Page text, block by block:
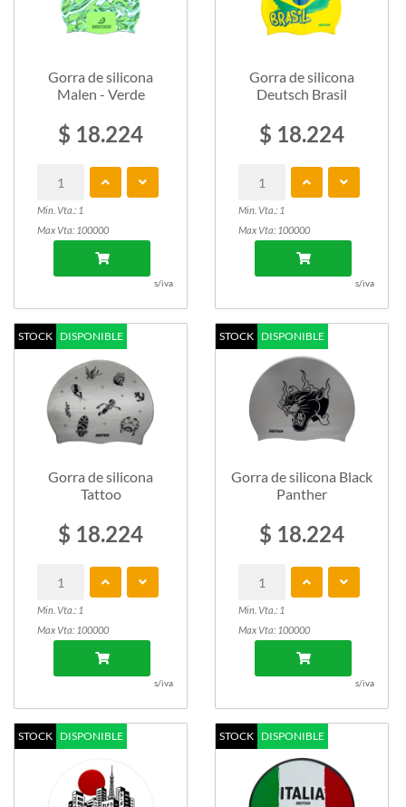
Gorra de silicona
Malen - Verde
$ 18.224
Min. Vta.: 1
Max Vta: 100000
s/iva
Gorra de silicona
Deutsch Brasil
$ 18.224
Min. Vta.: 1
Max Vta: 100000
s/iva
STOCK DISPONIBLE
Gorra de silicona
Tattoo
$ 18.224
Min. Vta.: 1
Max Vta: 100000
s/iva
STOCK DISPONIBLE
Gorra de silicona Black
Panther
$ 18.224
Min. Vta.: 1
Max Vta: 100000
s/iva
STOCK DISPONIBLE STOCK DISPONIBLE